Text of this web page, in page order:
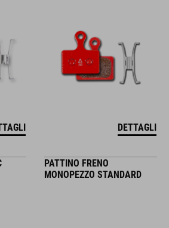
DETTAGLI
PATTINO FRENO
MONOPEZZO STANDARD